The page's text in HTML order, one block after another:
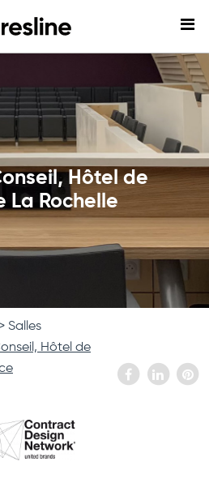
Hôtel de
La Rochelle
Salles
Hôtel de